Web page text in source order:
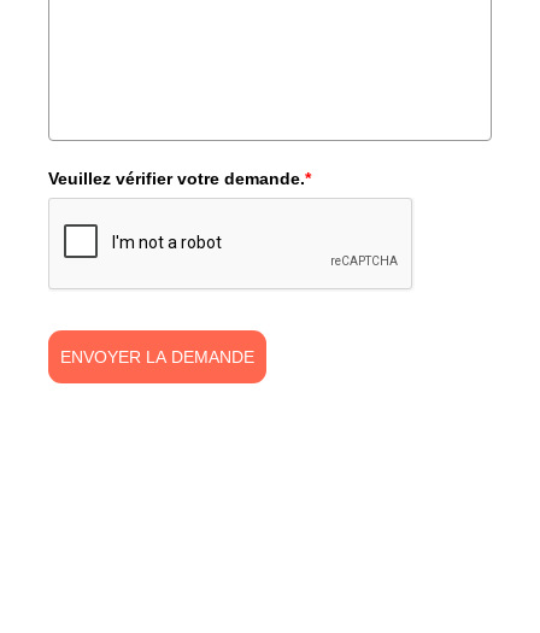
Veuillez vérifier votre demande.*
ENVOYER LA DEMANDE